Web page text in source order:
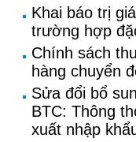
Khai báo trị
trường hợp
Chính sách
hàng chuyển
Sửa đổi bổ
BTC: Thông
xuất nhập